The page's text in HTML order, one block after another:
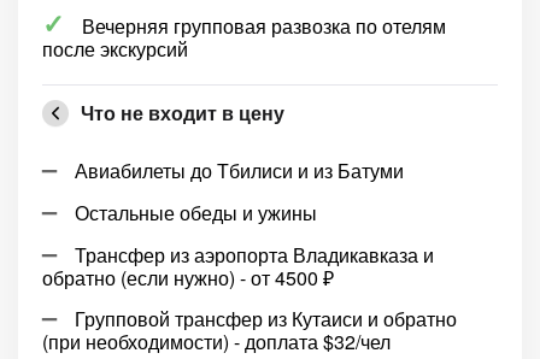
Вечерняя групповая развозка по отелям
после экскурсий
Что не входит в цену
Авиабилеты до Тбилиси и из Батуми
Остальные обеды и ужины
Трансфер из аэропорта Владикавказа и
обратно (если нужно) - от 4500 ₽
Групповой трансфер из Кутаиси и обратно
(при необходимости) - доплата $32/чел